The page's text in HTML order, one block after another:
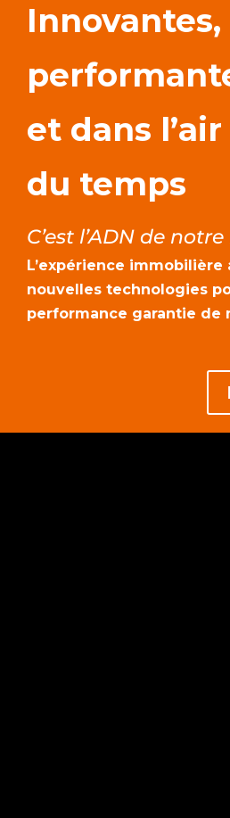
Innovantes,
et dans l’air
du temps
C’est l’ADN de
L’expérience immobilière
nouvelles technologies
performance garantie de